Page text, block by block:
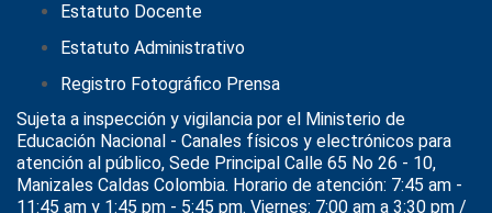
Estatuto Docente
Estatuto Administrativo
Registro Fotográfico Prensa
Sujeta a inspección y vigilancia por el Ministerio de
Educación Nacional - Canales físicos y electrónicos para
atención al público, Sede Principal Calle 65 No 26 - 10,
Manizales Caldas Colombia. Horario de atención: 7:45 am -
11:45 am y 1:45 pm - 5:45 pm. Viernes: 7:00 am a 3:30 pm /